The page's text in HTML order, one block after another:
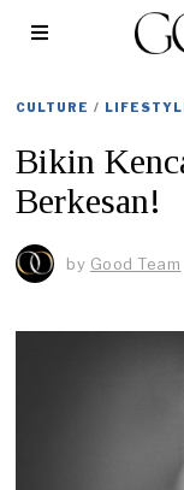
CULTURE /
Bikin
Berkesan!
by Good Team